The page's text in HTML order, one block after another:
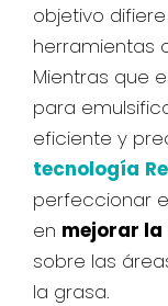
objetivo
herramientas
Mientras que
para
eficiente y
tecnología
perfeccionar
en mejorar
sobre las
la grasa.